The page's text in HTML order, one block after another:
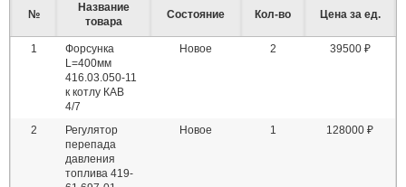
Реклама
Конференции
Выставки и семинары
Личности
Словарь
Галерея флота
№
Название
товара
Состояние Кол-во Цена за ед.
1
Форсунка
L=400мм
416.03.050-11
к котлу КАВ
4/7
Новое 2 39500 ₽
2
Регулятор
перепада
давления
топлива 419-
Новое 1 128000 ₽